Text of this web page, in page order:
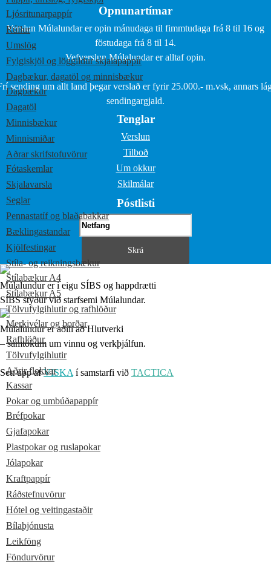
Ljósritunarpappír
Rúllur
Umslög
Fylgiskjöl og löggildur skjalapappír
Dagbækur, dagatöl og minnisbækur
Dagbækur
Dagatöl
Minnisbækur
Minnismiðar
Aðrar skrifstofuvörur
Fótaskemlar
Skjalavarsla
Seglar
Pennastatíf og blaðabakkar
Bæklingastandar
Kjölfestingar
Stíla- og reikningsbækur
Stílabækur A4
Stílabækur A5
Tölvufylgihlutir og rafhlöður
Merkivélar og borðar
Rafhlöður
Tölvufylgihlutir
Aðrir flokkar
Kassar
Pokar og umbúðapappír
Bréfpokar
Gjafapokar
Plastpokar og ruslapokar
Jólapokar
Kraftpappír
Ráðstefnuvörur
Hótel og veitingastaðir
Bílaþjónusta
Leikföng
Föndurvörur
Opnunartímar
Verslun Múlalundar er opin mánudaga til fimmtudaga frá 8 til 16 og
föstudaga frá 8 til 14.
Vefverslun Múlalundar er alltaf opin.
sending um allt land þegar verslað er fyrir 25.000.- m.vsk, annars
sendingargjald.
Tenglar
Verslun
Tilboð
Um okkur
Skilmálar
Póstlisti
Múlalundur er í eigu SÍBS og happdrætti
SÍBS styður við starfsemi Múlalundar.
Múlalundur er aðili að Hlutverki
– samtökum um vinnu og verkþjálfun.
Sett upp afVISKA í samstarfi við TACTICA